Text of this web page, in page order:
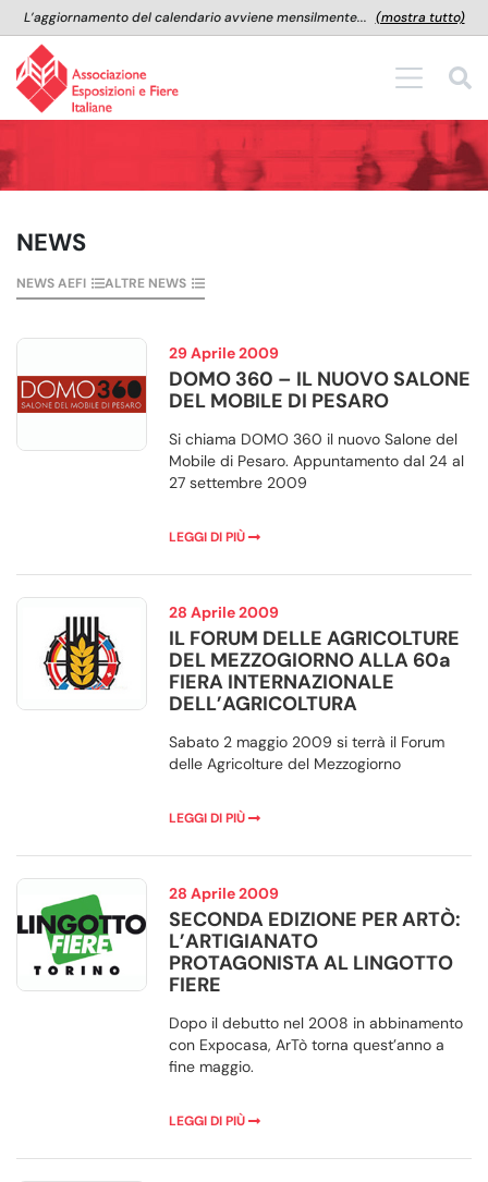
L’aggiornamento del calendario avviene mensilmente... (mostra tutto)
NEWS
NEWS AEFI ALTRE NEWS
29 Aprile 2009
DOMO 360 – IL NUOVO SALONE
DEL MOBILE DI PESARO
Si chiama DOMO 360 il nuovo Salone del
Mobile di Pesaro. Appuntamento dal 24 al
27 settembre 2009
LEGGI DI PIÙ
28 Aprile 2009
IL FORUM DELLE AGRICOLTURE
DEL MEZZOGIORNO ALLA 60a
FIERA INTERNAZIONALE
DELL’AGRICOLTURA
Sabato 2 maggio 2009 si terrà il Forum
delle Agricolture del Mezzogiorno
LEGGI DI PIÙ
28 Aprile 2009
SECONDA EDIZIONE PER ARTÒ:
L’ARTIGIANATO
PROTAGONISTA AL LINGOTTO
FIERE
Dopo il debutto nel 2008 in abbinamento
con Expocasa, ArTò torna quest’anno a
fine maggio.
LEGGI DI PIÙ